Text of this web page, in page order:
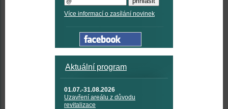
Více informací o zasílání novinek
Aktuální program
01.07.-31.08.2026
Uzavření areálu z důvodu
revitalizace